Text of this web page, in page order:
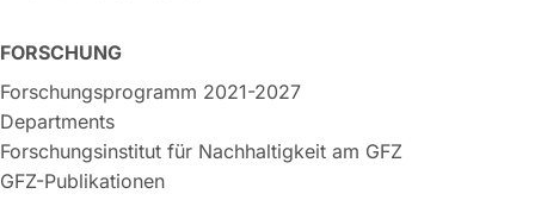
FORSCHUNG
Forschungsprogramm 2021-2027
Departments
Forschungsinstitut für Nachhaltigkeit am GFZ
GFZ-Publikationen